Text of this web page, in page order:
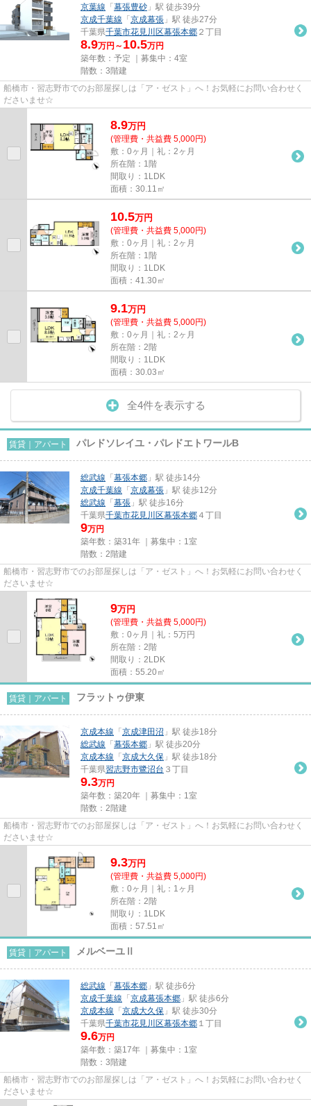
京葉線 「 幕張豊砂 」駅 徒歩39分
京成千葉線 「 京成幕張 」駅 徒歩27分
千葉県千葉市花見川区幕張本郷 ２丁目
8.9万円～ 10.5万円
築年数：予定 ｜募集中： 4室
階数：3階建
船橋市・習志野市でのお部屋探しは「ア・ゼスト」へ！お気軽にお問い合わせく
ださいませ☆
8.9万円
(管理費・共益費 5,000円)
敷：0ヶ月｜礼：2ヶ月
所在階：1階
間取り：1LDK
面積：30.11㎡
10.5万円
(管理費・共益費 5,000円)
敷：0ヶ月｜礼：2ヶ月
所在階：1階
間取り：1LDK
面積：41.30㎡
9.1万円
(管理費・共益費 5,000円)
敷：0ヶ月｜礼：2ヶ月
所在階：2階
間取り：1LDK
面積：30.03㎡
全4件を表示する
賃貸｜アパート パレドソレイユ・パレドエトワールB
総武線 「 幕張本郷 」駅 徒歩14分
京成千葉線 「 京成幕張 」駅 徒歩12分
総武線 「 幕張 」駅 徒歩16分
千葉県千葉市花見川区幕張本郷 ４丁目
9万円
築年数：築31年 ｜募集中： 1室
階数：2階建
船橋市・習志野市でのお部屋探しは「ア・ゼスト」へ！お気軽にお問い合わせく
ださいませ☆
9万円
(管理費・共益費 5,000円)
敷：0ヶ月｜礼：5万円
所在階：2階
間取り：2LDK
面積：55.20㎡
賃貸｜アパート フラットゥ伊東
京成本線 「 京成津田沼 」駅 徒歩18分
総武線 「 幕張本郷 」駅 徒歩20分
京成本線 「 京成大久保 」駅 徒歩18分
千葉県習志野市鷺沼台 ３丁目
9.3万円
築年数：築20年 ｜募集中： 1室
階数：2階建
船橋市・習志野市でのお部屋探しは「ア・ゼスト」へ！お気軽にお問い合わせく
ださいませ☆
9.3万円
(管理費・共益費 5,000円)
敷：0ヶ月｜礼：1ヶ月
所在階：2階
間取り：1LDK
面積：57.51㎡
賃貸｜アパート メルベーユⅡ
総武線 「 幕張本郷 」駅 徒歩6分
京成千葉線 「 京成幕張本郷 」駅 徒歩6分
京成本線 「 京成大久保 」駅 徒歩30分
千葉県千葉市花見川区幕張本郷 １丁目
9.6万円
築年数：築17年 ｜募集中： 1室
階数：3階建
船橋市・習志野市でのお部屋探しは「ア・ゼスト」へ！お気軽にお問い合わせく
ださいませ☆